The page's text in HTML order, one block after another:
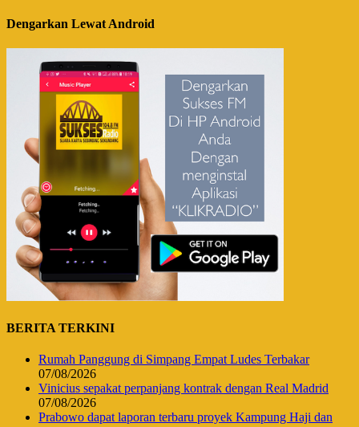
Dengarkan Lewat Android
BERITA TERKINI
Rumah Panggung di Simpang Empat Ludes Terbakar
07/08/2026
Vinicius sepakat perpanjang kontrak dengan Real Madrid
07/08/2026
Prabowo dapat laporan terbaru proyek Kampung Haji dan